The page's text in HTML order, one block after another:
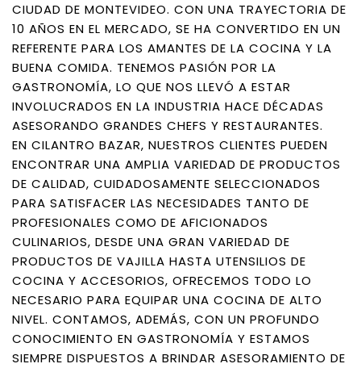
CIUDAD DE MONTEVIDEO. CON UNA TRAYECTORIA DE
10 AÑOS EN EL MERCADO, SE HA CONVERTIDO EN UN
REFERENTE PARA LOS AMANTES DE LA COCINA Y LA
BUENA COMIDA. TENEMOS PASIÓN POR LA
GASTRONOMÍA, LO QUE NOS LLEVÓ A ESTAR
INVOLUCRADOS EN LA INDUSTRIA HACE DÉCADAS
ASESORANDO GRANDES CHEFS Y RESTAURANTES.
EN CILANTRO BAZAR, NUESTROS CLIENTES PUEDEN
ENCONTRAR UNA AMPLIA VARIEDAD DE PRODUCTOS
DE CALIDAD, CUIDADOSAMENTE SELECCIONADOS
PARA SATISFACER LAS NECESIDADES TANTO DE
PROFESIONALES COMO DE AFICIONADOS
CULINARIOS, DESDE UNA GRAN VARIEDAD DE
PRODUCTOS DE VAJILLA HASTA UTENSILIOS DE
COCINA Y ACCESORIOS, OFRECEMOS TODO LO
NECESARIO PARA EQUIPAR UNA COCINA DE ALTO
NIVEL. CONTAMOS, ADEMÁS, CON UN PROFUNDO
CONOCIMIENTO EN GASTRONOMÍA Y ESTAMOS
SIEMPRE DISPUESTOS A BRINDAR ASESORAMIENTO DE